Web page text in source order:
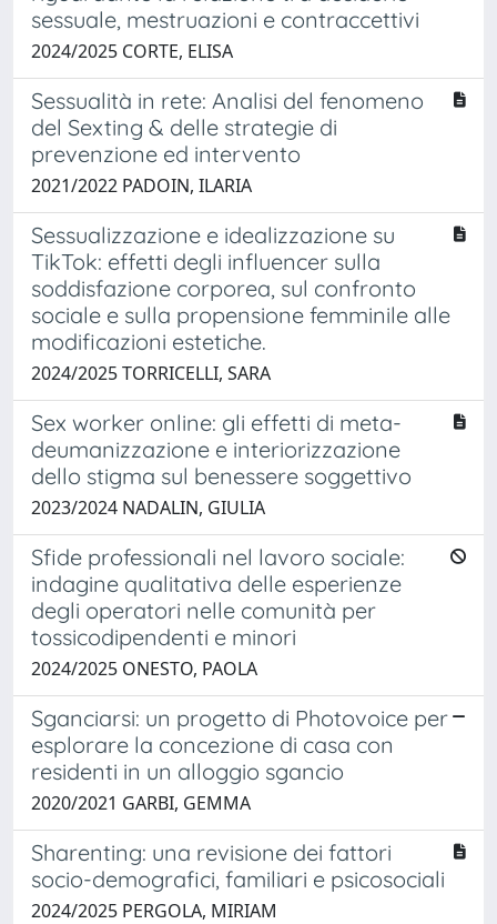
sessuale, mestruazioni e contraccettivi
2024/2025 CORTE, ELISA
Sessualità in rete: Analisi del fenomeno
del Sexting & delle strategie di
prevenzione ed intervento
2021/2022 PADOIN, ILARIA
Sessualizzazione e idealizzazione su
TikTok: effetti degli influencer sulla
soddisfazione corporea, sul confronto
sociale e sulla propensione femminile alle
modificazioni estetiche.
2024/2025 TORRICELLI, SARA
Sex worker online: gli effetti di meta-
deumanizzazione e interiorizzazione
dello stigma sul benessere soggettivo
2023/2024 NADALIN, GIULIA
Sfide professionali nel lavoro sociale:
indagine qualitativa delle esperienze
degli operatori nelle comunità per
tossicodipendenti e minori
2024/2025 ONESTO, PAOLA
Sganciarsi: un progetto di Photovoice per
esplorare la concezione di casa con
residenti in un alloggio sgancio
2020/2021 GARBI, GEMMA
Sharenting: una revisione dei fattori
socio-demografici, familiari e psicosociali
2024/2025 PERGOLA, MIRIAM